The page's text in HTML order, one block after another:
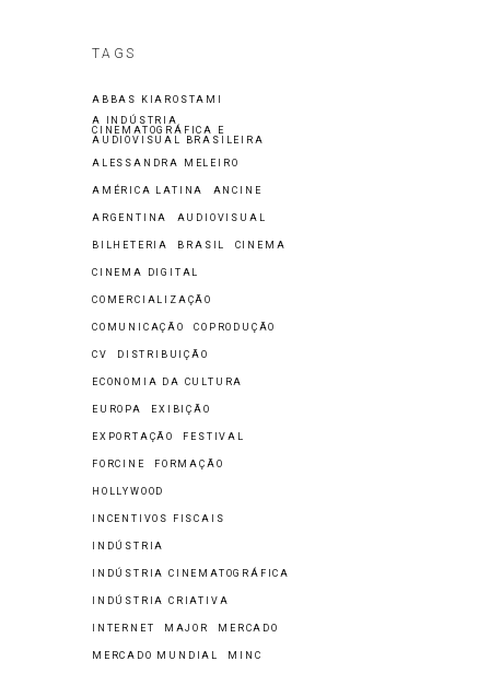
TAGS
ABBAS KIAROSTAMI
A INDÚSTRIA
CINEMATOGRÁFICA E
AUDIOVISUAL BRASILEIRA
ALESSANDRA MELEIRO
AMÉRICA LATINA ANCINE
ARGENTINA AUDIOVISUAL
BILHETERIA BRASIL CINEMA
CINEMA DIGITAL
COMERCIALIZAÇÃO
COMUNICAÇÃO COPRODUÇÃO
CV DISTRIBUIÇÃO
ECONOMIA DA CULTURA
EUROPA EXIBIÇÃO
EXPORTAÇÃO FESTIVAL
FORCINE FORMAÇÃO
HOLLYWOOD
INCENTIVOS FISCAIS
INDÚSTRIA
INDÚSTRIA CINEMATOGRÁFICA
INDÚSTRIA CRIATIVA
INTERNET MAJOR MERCADO
MERCADO MUNDIAL MINC